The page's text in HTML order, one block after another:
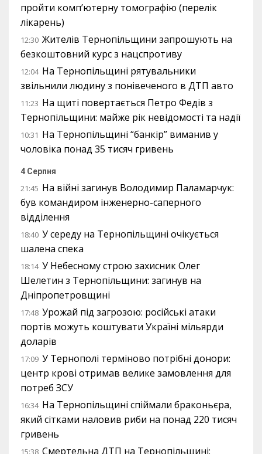
пройти комп’ютерну томографію (перелік
лікарень)
12:30 Жителів Тернопільщини запрошують на
безкоштовний курс з нацспротиву
12:04 На Тернопільщині рятувальники
звільнили людину з понівеченого в ДТП авто
11:23 На щиті повертається Петро Федів з
Тернопільщини: майже рік невідомості та надії
10:31 На Тернопільщині “банкір” виманив у
чоловіка понад 35 тисяч гривень
4 Серпня
21:45 На війні загинув Володимир Паламарчук:
був командиром інженерно-саперного
відділення
18:40 У середу на Тернопільщині очікується
шалена спека
18:14 У Небесному строю захисник Олег
Шелетин з Тернопільщини: загинув на
Дніпропетровщині
17:48 Урожай під загрозою: російські атаки
портів можуть коштувати Україні мільярди
доларів
17:09 У Тернополі терміново потрібні донори:
центр крові отримав велике замовлення для
потреб ЗСУ
16:34 На Тернопільщині спіймали браконьєра,
який сітками наловив риби на понад 220 тисяч
гривень
15:38 Смертельна ДТП на Тернопільщині: